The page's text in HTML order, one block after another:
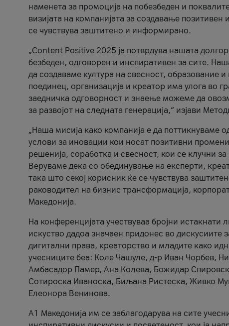
наменета за промоција на побезбеден и
визијата на компанијата за создавање
се чувствува заштитено и информирано.
„Content Positive 2025 ја потврдува нашата
безбеден, одговорен и инспиративен за сите.
да создаваме култура на свесност, образование
поединец, организација и креатор има улога во
заедничка одговорност и знаење можеме да
за развојот на следната генерација,“ изјави
„Наша мисија како компанија е да поттикнуваме
услови за иновации кои носат позитивни
решенија, соработка и свесност, кои се клучни
Веруваме дека со обединување на експерти,
така што секој корисник ќе се чувствува
раководител на бизнис трансформација,
Македонија.
На конференцијата учествуваа бројни истакнати
искуство дадоа значаен придонес во дискусиите
дигитални права, креаторство и младите како
учесниците беа: Коле Чашуле, д-р Иван Чорбев,
Амбасадор Памер, Ана Колева, Божидар
Сотироска Иваноска, Биљана Ристеска, Живко
Елеонора Венинова.
А1 Македонија им се заблагодарува на сите